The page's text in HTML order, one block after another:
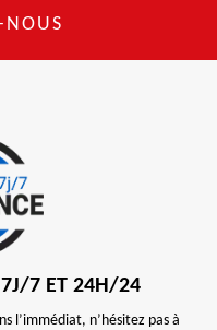
NOUS
7J/7 ET 24H/24
l’immédiat, n’hésitez pas à